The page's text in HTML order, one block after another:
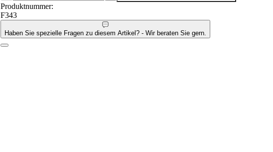
Produktnummer:
F343
Haben Sie spezielle Fragen zu diesem Artikel? - Wir beraten Sie gern.